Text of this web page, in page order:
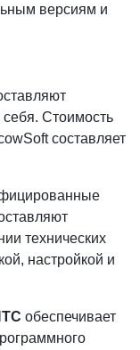
версиям и
Стоимость
составляет
технических
настройкой и
обеспечивает